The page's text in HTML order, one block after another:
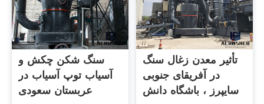
سنگ شکن چکش و
آسیاب توپ آسیاب در
عربستان سعودی
تأثیر معدن زغال سنگ
در آفریقای جنوبی
سایپرز ، باشگاه دانش